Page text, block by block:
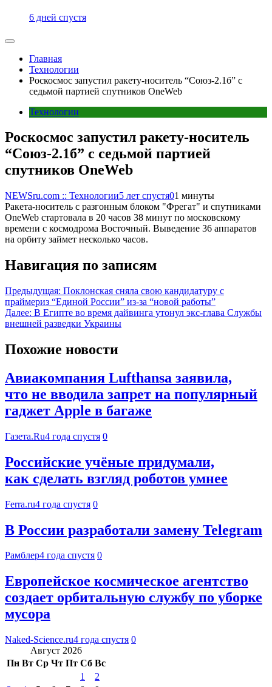
6 дней спустя
Главная
Технологии
Роскосмос запустил ракету-носитель “Союз-2.1б” с
седьмой партией спутников OneWeb
Технологии
Роскосмос запустил ракету-носитель
“Союз-2.1б” с седьмой партией
спутников OneWeb
NEWSru.com :: Технологии5 лет спустя01 минуты
Ракета-носитель с разгонным блоком "Фрегат" и спутниками
OneWeb стартовала в 20 часов 38 минут по московскому
времени с космодрома Восточный. Выведение 36 аппаратов
на орбиту займет несколько часов.
Навигация по записям
Предыдущая: Поклонская сняла свою кандидатуру с
праймериз “Единой России” из-за “новой работы”
Далее: В Египте во время дайвинга утонул экс-глава Службы
внешней разведки Украины
Похожие новости
Авиакомпания Lufthansa заявила,
что не вводила запрет на популярный
гаджет Apple в багаже
Газета.Ru4 года спустя 0
Российские учёные придумали,
как сделать взгляд роботов умнее
Ferra.ru4 года спустя 0
В России разработали замену Telegram
Рамблер4 года спустя 0
Европейское космическое агентство
создает орбитальную службу по уборке
мусора
Naked-Science.ru4 года спустя 0
Август 2026
Пн Вт Ср Чт Пт Сб Вс
1
2